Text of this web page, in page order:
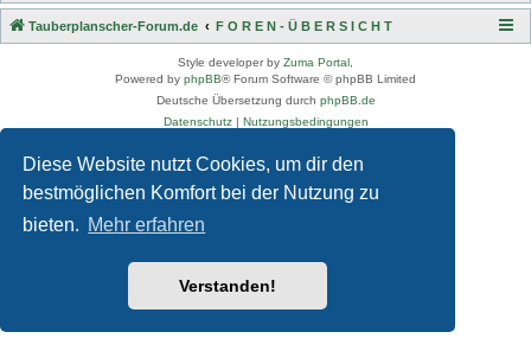
Diese Website nutzt Cookies, um dir den
bestmöglichen Komfort bei der Nutzung zu
bieten. Mehr erfahren
Verstanden!
Tauberplanscher-Forum.de F O R E N - Ü B E R S I C H T
Style developer by Zuma Portal
Powered by phpBB® Forum Software © phpBB Limited
Deutsche Übersetzung durch phpBB.de
Datenschutz| Nutzungsbedingungen